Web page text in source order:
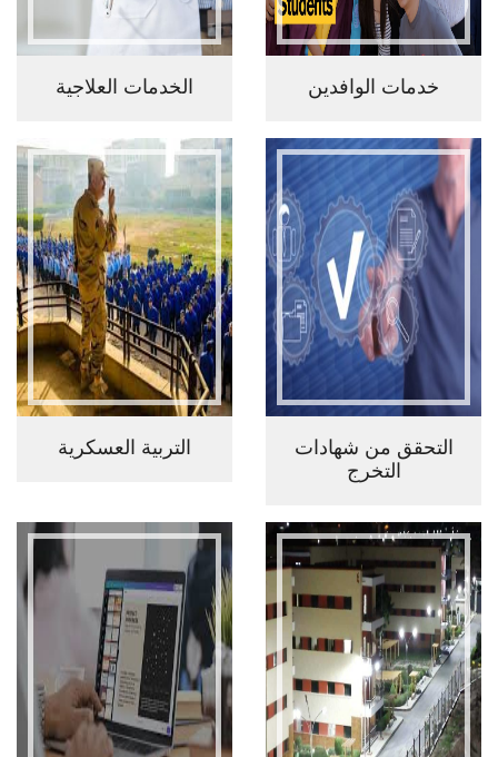
خدمات الوافدين الخدمات العلاجية
التحقق من شهادات
التخرج
التربية العسكرية